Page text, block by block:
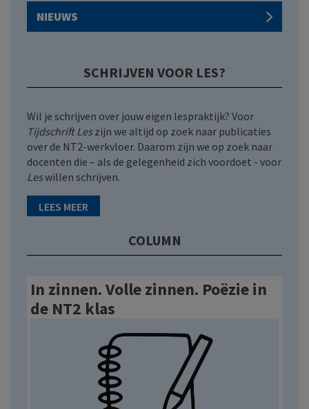
NIEUWS
SCHRIJVEN VOOR LES?
Wil je schrijven over jouw eigen lespraktijk? Voor
Tijdschrift Leszijn we altijd op zoek naar publicaties
over de NT2-werkvloer. Daarom zijn we op zoek naar
docenten die – als de gelegenheid zich voordoet - voor
Leswillen schrijven.
LEES MEER
COLUMN
In zinnen. Volle zinnen. Poëzie in
de NT2 klas